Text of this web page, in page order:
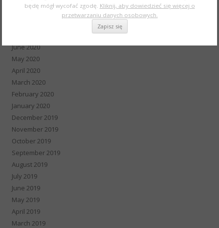
September 2020
June 2020
May 2020
April 2020
March 2020
February 2020
January 2020
December 2019
November 2019
October 2019
September 2019
August 2019
July 2019
June 2019
May 2019
April 2019
March 2019
będę mógł wycofać zgodę. Kliknij, aby dowiedzieć się więcej o
przetwarzaniu danych osobowych.